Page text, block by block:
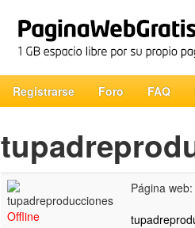
Registrarse Foro FAQ
Offline
Página web: